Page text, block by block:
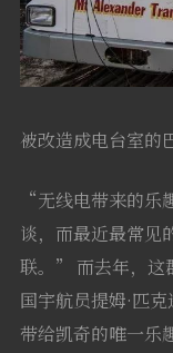
被改造成电台室的
“无线电带来的乐
谈，而最近最常见
联。” 而去年，这
国宇航员提姆·匹
带给凯奇的唯一乐